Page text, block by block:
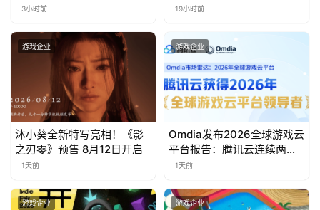
月
3
游
茶
对
接
3小时前
家的真实期待
19小时前
游戏企业
沐小葵全新特写亮相！《影
之刃零》预售 8月12日开启
1天前
游戏企业
Omdia发布2026全球游戏云
平台报告：腾讯云连续两年
入选“领导者”象限
1天前
游戏企业 游戏企业